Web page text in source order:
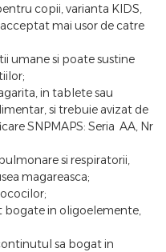
copii, varianta KIDS,
mai usor de catre
umane si poate sustine
in tablete sau
si trebuie avizat de
SNPMAPS: Seria AA, Nr
si respiratorii,
magareasca;
bogate in oligoelemente,
sa bogat in